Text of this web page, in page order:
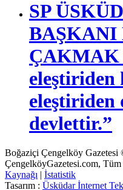
SP
BAŞKANI
ÇAKMAK
eleştiriden
eleştiriden
devlettir.”
Boğaziçi Çengelköy
ÇengelköyGazetesi.com, Tüm
Kaynağı
İstatistik
Tasarım : Üsküdar İnternet